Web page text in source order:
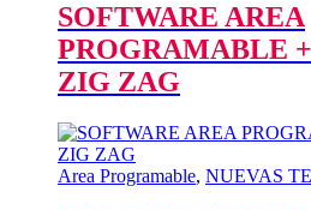
SOFTWARE AREA
PROGRAMABLE
ZIG ZAG
Area Programable, NUEVAS